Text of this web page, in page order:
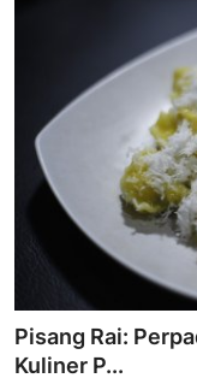
Pisang Rai:
Kuliner P...